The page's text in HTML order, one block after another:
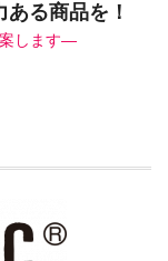
る商品を！
します―